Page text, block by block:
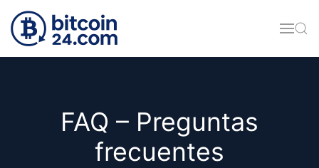
Skip to main content
FAQ – Preguntas
frecuentes